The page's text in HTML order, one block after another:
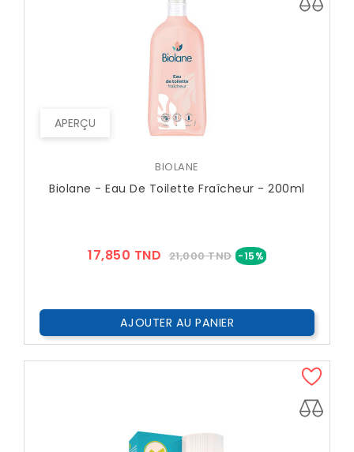
APERÇU
BIOLANE
Biolane - Eau De Toilette Fraîcheur - 200ml
17,850 TND Prix
21,000 TND -15%Prix
AJOUTER AU PANIER